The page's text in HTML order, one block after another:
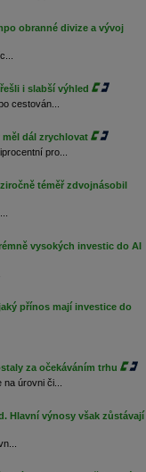
obranné divize a vývoj
i slabší výhled
cestován...
dál zrychlovat
pro...
téměř zdvojnásobil
vysokých investic do AI
přínos mají investice do
za očekáváním trhu
úrovni či...
Hlavní výnosy však zůstávají